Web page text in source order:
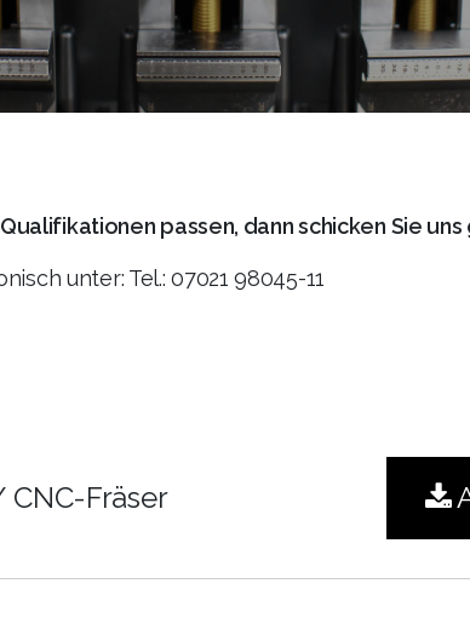
passen, dann schicken Sie
unter: Tel.: 07021 98045-11
Fräser